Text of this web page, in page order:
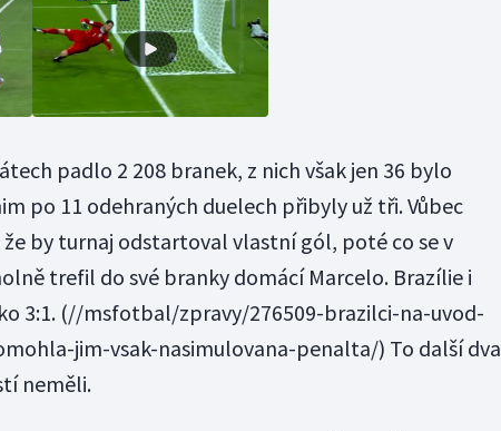
padlo 2 208 branek, z nich však jen 36 bylo
po 11 odehraných duelech přibyly už tři. Vůbec
by turnaj odstartoval vlastní gól, poté co se v
trefil do své branky domácí Marcelo. Brazílie i
3:1.(//msfotbal/zpravy/276509-brazilci-na-uvod-
jim-vsak-nasimulovana-penalta/) To další dva
neměli.